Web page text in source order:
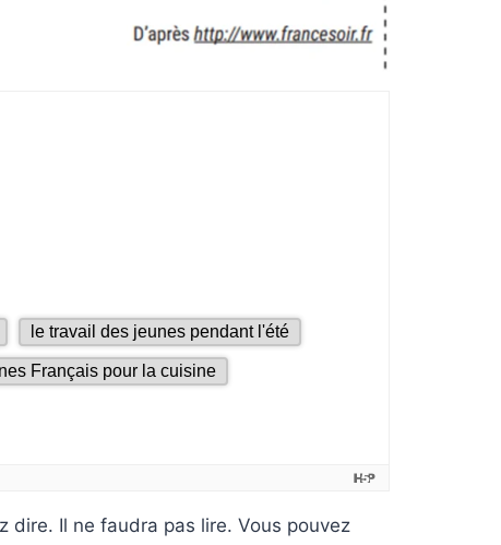
dire. Il ne faudra pas lire. Vous pouvez